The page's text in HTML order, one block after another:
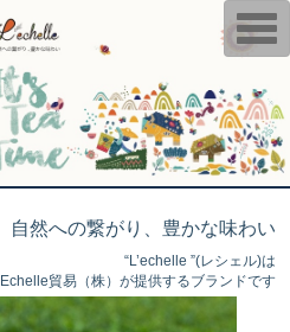
自然への繋がり、豊かな味わい
“L’echelle ”(レシェル)は
Echelle貿易（株）が提供するブランドです
T
o
g
l
e
n
a
v
t
i
o
n